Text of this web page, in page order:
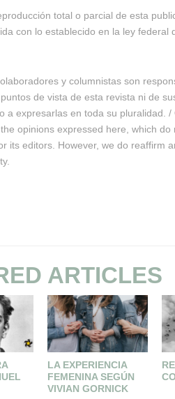
total o parcial de esta
con lo establecido en la ley federal
y columnistas son
de vista de esta revista ni de
a expresarlas en toda su pluralidad. /
opinions expressed here, which do
its editors. However, we do reaffirm
ARTICLES
LA EXPERIENCIA
FEMENINA SEGÚN
VIVIAN GORNICK